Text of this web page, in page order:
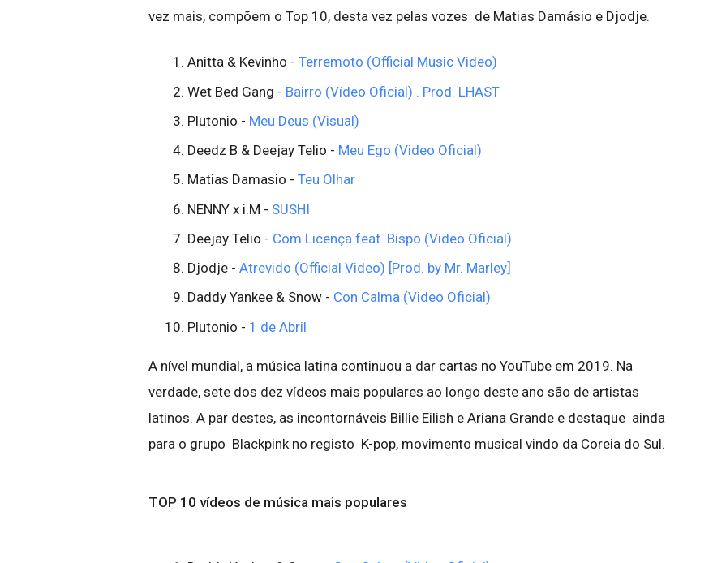
vez mais, compõem o Top 10, desta vez pelas vozes de Matias Damásio e Djodje.
Anitta & Kevinho - Terremoto (Official Music Video)
Wet Bed Gang - Bairro (Vídeo Oficial) . Prod. LHAST
Plutonio - Meu Deus (Visual)
Deedz B & Deejay Telio - Meu Ego (Video Oficial)
Matias Damasio - Teu Olhar
NENNY x i.M - SUSHI
Deejay Telio - Com Licença feat. Bispo (Video Oficial)
Djodje - Atrevido (Official Video) [Prod. by Mr. Marley]
Daddy Yankee & Snow - Con Calma (Video Oficial)
Plutonio - 1 de Abril
A nível mundial, a música latina continuou a dar cartas no YouTube em 2019. Na
verdade, sete dos dez vídeos mais populares ao longo deste ano são de artistas
latinos. A par destes, as incontornáveis Billie Eilish e Ariana Grande e destaque ainda
para o grupo Blackpink no registo K-pop, movimento musical vindo da Coreia do Sul.
TOP 10 vídeos de música mais populares